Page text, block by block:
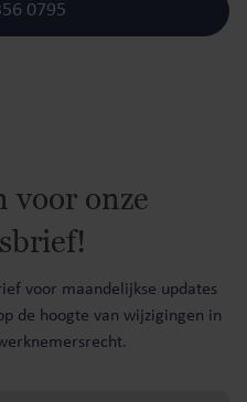
0795
voor onze
voor maandelijkse updates
de hoogte van wijzigingen in